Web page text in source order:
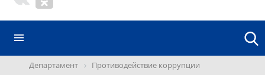
Департамент
Противодействие коррупции